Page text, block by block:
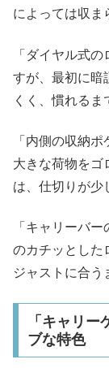
によっては収ま
「ダイヤル式
すが、最初に暗
くく、慣れるま
「内側の収納
大きな荷物をゴ
は、仕切りが少
「キャリーバ
のカチッとした
ジャストに合う
「キャリ
ブな特色